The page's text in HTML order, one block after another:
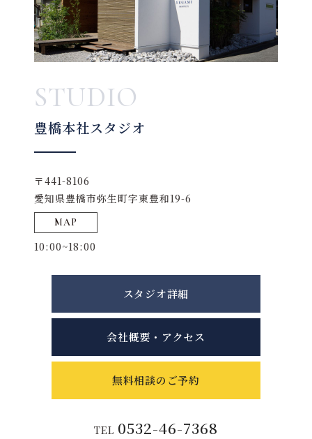
STUDIO
豊橋本社スタジオ
〒441-8106
愛知県豊橋市弥生町字東豊和19-6
MAP
10:00~18:00
スタジオ詳細
会社概要・アクセス
無料相談のご予約
TEL 0532-46-7368